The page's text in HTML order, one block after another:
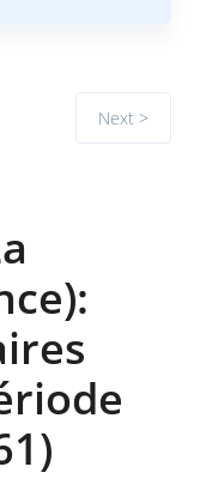
Next >